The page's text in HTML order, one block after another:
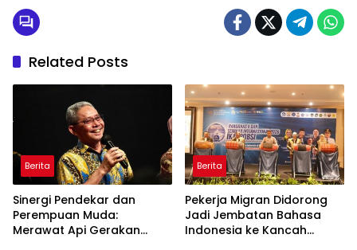
Related Posts
Berita
Sinergi Pendekar dan
Perempuan Muda:
Merawat Api Gerakan
Berita
Pekerja Migran Didorong
Jadi Jembatan Bahasa
Indonesia ke Kancah